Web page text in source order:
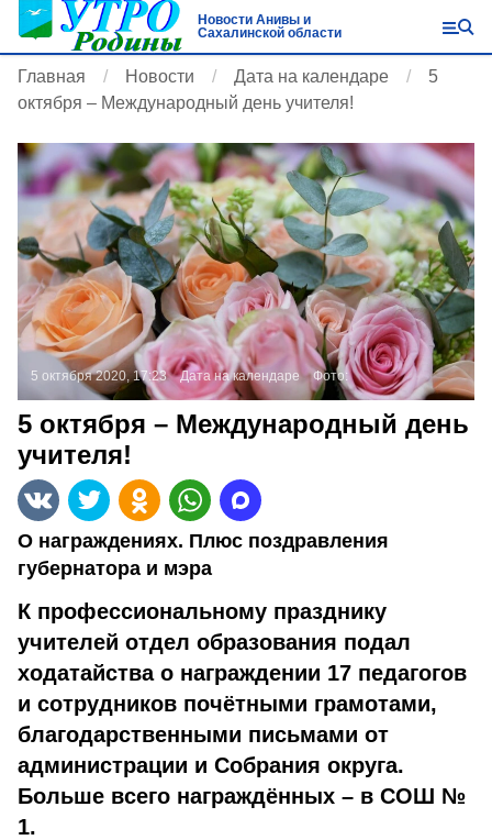
Новости Анивы и
Сахалинской области
Главная Новости Дата на календаре
5
октября – Международный день учителя!
5 октября 2020, 17:23 Дата на календаре Фото:
5 октября – Международный день
учителя!
О награждениях. Плюс поздравления
губернатора и мэра
К профессиональному празднику
учителей отдел образования подал
ходатайства о награждении 17 педагогов
и сотрудников почётными грамотами,
благодар­ственными письмами от
администрации и Собрания округа.
Больше всего награждённых – в СОШ №
1.